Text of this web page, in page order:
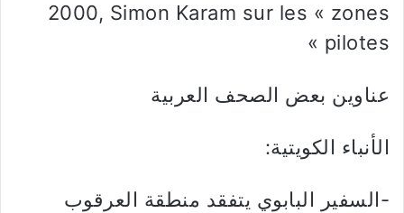
2000, Simon Karam sur les « zones
pilotes »
عناوين بعض الصحف العربية
الأنباء الكويتية:
-السفير البابوي يتفقد منطقة العرقوب